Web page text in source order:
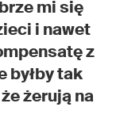
mi się
i nawet
z
byłby tak
żerują na